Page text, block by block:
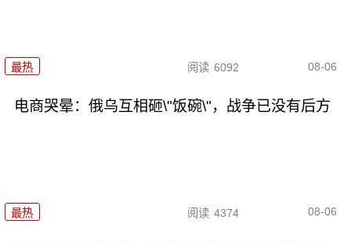
最热 阅读 6092 08-06
电商哭晕：俄乌互相砸\"饭碗\"，战争已没有后方
最热 阅读 4374 08-06